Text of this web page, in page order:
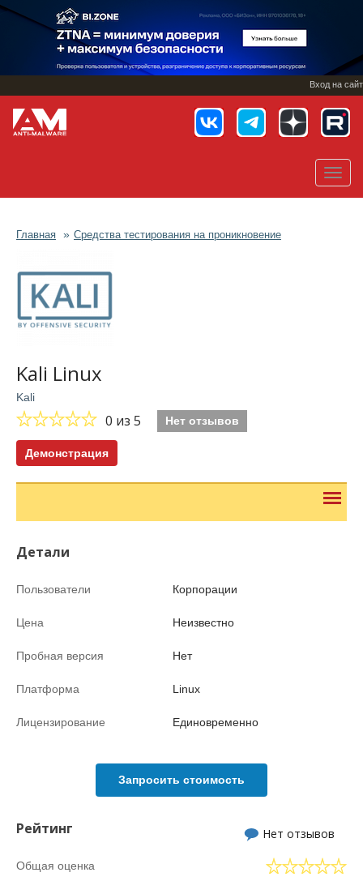
Перейти
основному
Вход на сайт
Главная Средства тестирования на проникновение
Kali Linux
Kali
0 из 5 Нет отзывов
Демонстрация
Детали
Пользователи Корпорации
Цена Неизвестно
Пробная версия Нет
Платформа Linux
Лицензирование Единовременно
Запросить стоимость
Рейтинг Нет отзывов
Общая оценка